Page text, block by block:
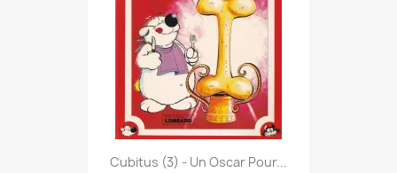
Cubitus (3) - Un Oscar Pour...